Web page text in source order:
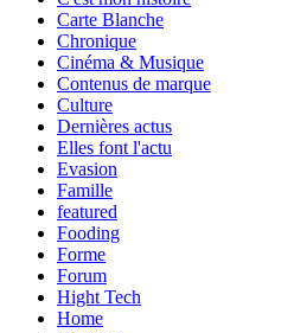
Carte Blanche
Chronique
Cinéma & Musique
Contenus de marque
Culture
Dernières actus
Elles font l'actu
Evasion
Famille
featured
Fooding
Forme
Forum
Hight Tech
Home